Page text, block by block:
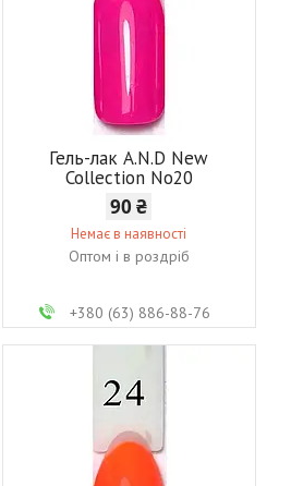
Гель-лак A.N.D New
Collection No20
90 ₴
Немає в наявності
Оптом і в роздріб
+380 (63) 886-88-76